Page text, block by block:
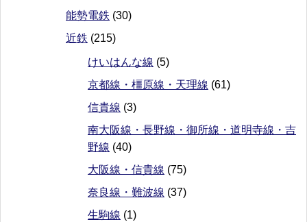
能勢電鉄 (30)
近鉄 (215)
けいはんな線 (5)
京都線・橿原線・天理線 (61)
信貴線 (3)
南大阪線・長野線・御所線・道明寺線・吉
野線 (40)
大阪線・信貴線 (75)
奈良線・難波線 (37)
生駒線 (1)